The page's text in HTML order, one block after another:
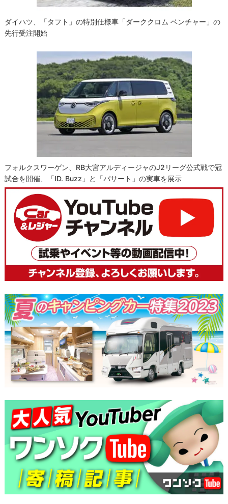
ダイハツ、「タフト」の特別仕様車「ダーククロム ベンチャー」の
先行受注開始
フォルクスワーゲン、RB大宮アルディージャのJ2リーグ公式戦で冠
試合を開催、「ID. Buzz」と「パサート」の実車を展示